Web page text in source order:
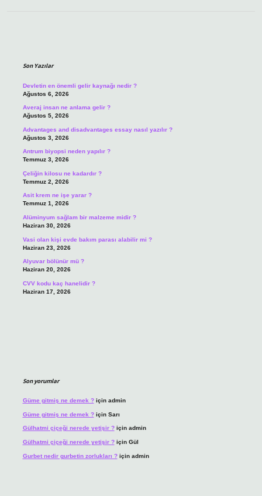
Son Yazılar
Devletin en önemli gelir kaynağı nedir ?
Ağustos 6, 2026
Averaj insan ne anlama gelir ?
Ağustos 5, 2026
Advantages and disadvantages essay nasıl yazılır ?
Ağustos 3, 2026
Antrum biyopsi neden yapılır ?
Temmuz 3, 2026
Çeliğin kilosu ne kadardır ?
Temmuz 2, 2026
Asit krem ne işe yarar ?
Temmuz 1, 2026
Alüminyum sağlam bir malzeme midir ?
Haziran 30, 2026
Vasi olan kişi evde bakım parası alabilir mi ?
Haziran 23, 2026
Alyuvar bölünür mü ?
Haziran 20, 2026
CVV kodu kaç hanelidir ?
Haziran 17, 2026
Son yorumlar
Güme gitmiş ne demek ?için admin
Güme gitmiş ne demek ?için Sarı
Gülhatmi çiçeği nerede yetişir ?için admin
Gülhatmi çiçeği nerede yetişir ?için Gül
Gurbet nedir gurbetin zorlukları ?için admin